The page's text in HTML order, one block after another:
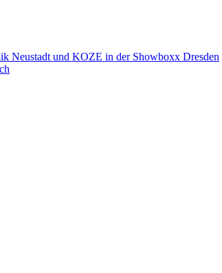
Neustadt und KOZE in der Showboxx Dresden